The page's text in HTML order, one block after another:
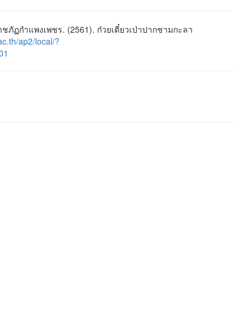
ฏกำแพงเพชร. (2561). ก๋วยเตี๋ยวเป่าปากชามกะลา
ap2/local/?